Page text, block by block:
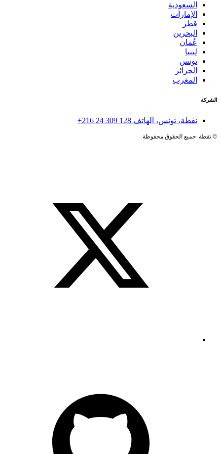
السعودية
الإمارات
قطر
البحرين
عُمان
ليبيا
تونس
الجزائر
المغرب
الشركة
نقطة، تونس، الهاتف+216 24 309 128
©نقطة. جميع الحقوق محفوظة.